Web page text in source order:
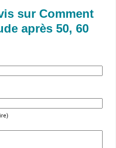
sur Comment
après 50, 60